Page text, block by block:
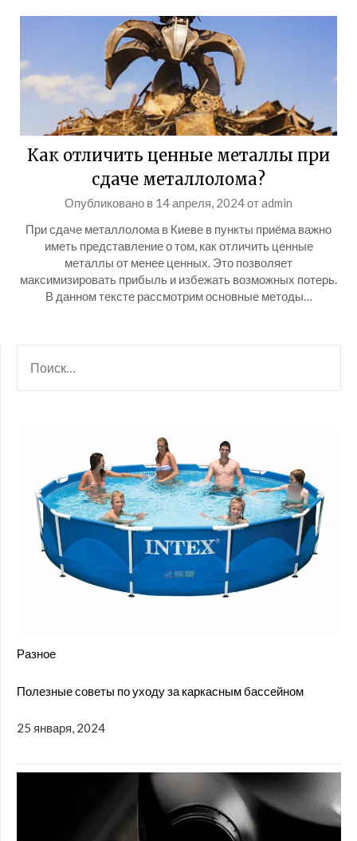
Как отличить ценные металлы при
сдаче металлолома?
Опубликовано в 14 апреля, 2024отadmin
При сдаче металлолома в Киеве в пункты приёма важно
иметь представление о том, как отличить ценные
металлы от менее ценных. Это позволяет
максимизировать прибыль и избежать возможных потерь.
В данном тексте рассмотрим основные методы…
Разное
Полезные советы по уходу за каркасным бассейном
25 января, 2024